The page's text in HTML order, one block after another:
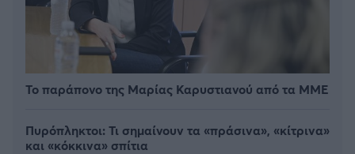
Το παράπονο της Μαρίας Καρυστιανού από τα ΜΜΕ
Πυρόπληκτοι: Τι σημαίνουν τα «πράσινα», «κίτρινα»
και «κόκκινα» σπίτια